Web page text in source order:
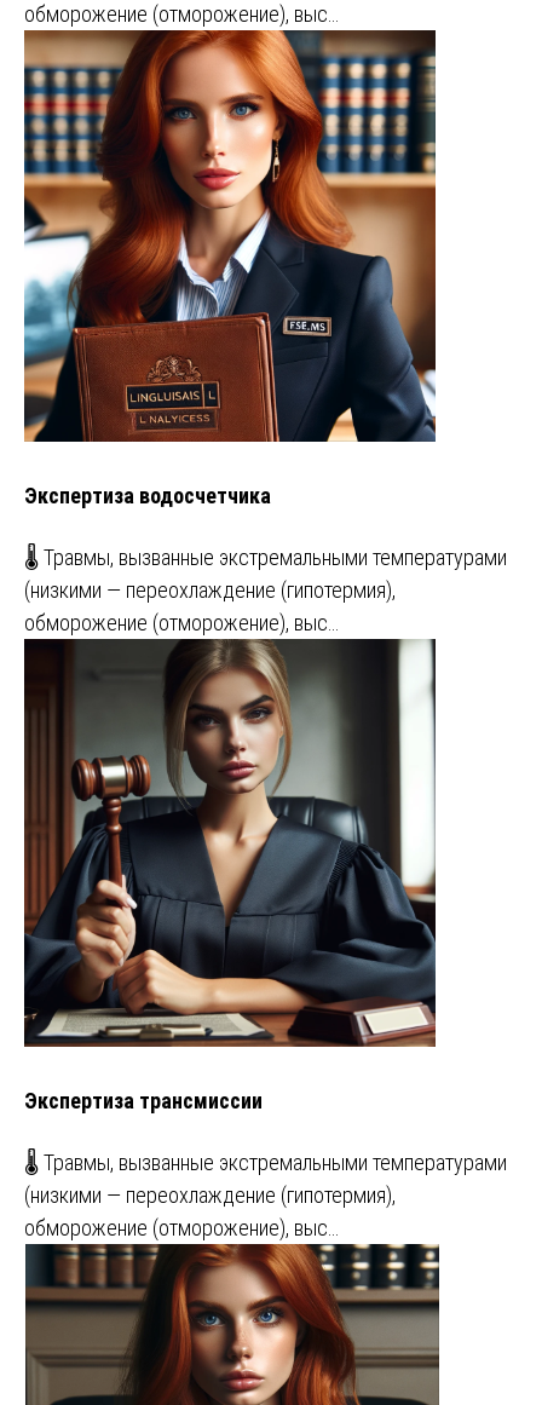
обморожение (отморожение), выс…
Экспертиза водосчетчика
🌡️ Травмы, вызванные экстремальными температурами
(низкими — переохлаждение (гипотермия),
обморожение (отморожение), выс…
Экспертиза трансмиссии
🌡️ Травмы, вызванные экстремальными температурами
(низкими — переохлаждение (гипотермия),
обморожение (отморожение), выс…